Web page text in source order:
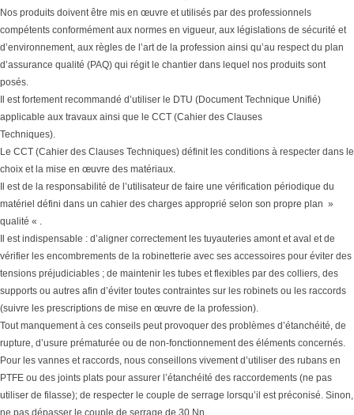
Nos produits doivent être mis en œuvre et utilisés par des professionnels
compétents conformément aux normes en vigueur, aux législations de sécurité et
d’environnement, aux règles de l’art de la profession ainsi qu’au respect du plan
d’assurance qualité (PAQ) qui régit le chantier dans lequel nos produits sont
posés.
Il est fortement recommandé d’utiliser le DTU (Document Technique Unifié)
applicable aux travaux ainsi que le CCT (Cahier des Clauses
Techniques).
Le CCT (Cahier des Clauses Techniques) définit les conditions à respecter dans le
choix et la mise en œuvre des matériaux.
Il est de la responsabilité de l’utilisateur de faire une vérification périodique du
matériel défini dans un cahier des charges approprié selon son propre plan »
qualité « .
Il est indispensable : d’aligner correctement les tuyauteries amont et aval et de
vérifier les encombrements de la robinetterie avec ses accessoires pour éviter des
tensions préjudiciables ; de maintenir les tubes et flexibles par des colliers, des
supports ou autres afin d’éviter toutes contraintes sur les robinets ou les raccords
(suivre les prescriptions de mise en œuvre de la profession).
Tout manquement à ces conseils peut provoquer des problèmes d’étanchéité, de
rupture, d’usure prématurée ou de non-fonctionnement des éléments concernés.
Pour les vannes et raccords, nous conseillons vivement d’utiliser des rubans en
PTFE ou des joints plats pour assurer l’étanchéité des raccordements (ne pas
utiliser de filasse); de respecter le couple de serrage lorsqu’il est préconisé. Sinon,
ne pas dépasser le couple de serrage de 30 Nn.